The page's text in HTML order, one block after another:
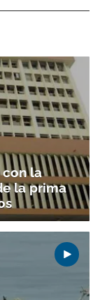
con la
la prima